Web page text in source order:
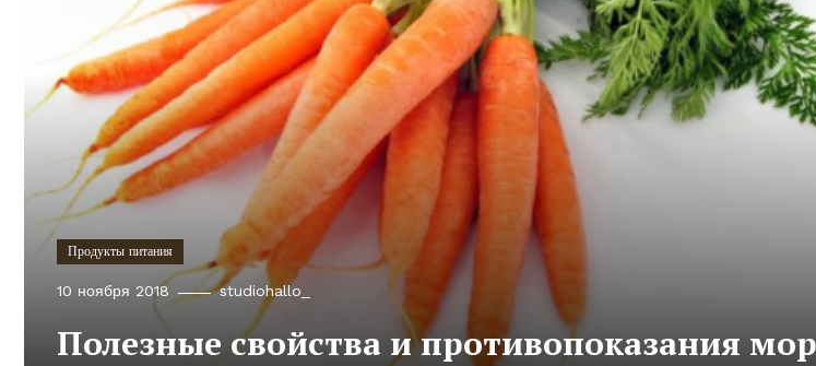
Продукты питания
10 ноября 2018 studiohallo_
Полезные свойства и противопоказания